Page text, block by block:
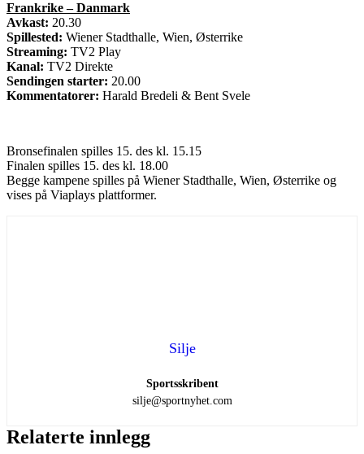
Frankrike – Danmark
Avkast: 20.30
Spillested: Wiener Stadthalle, Wien, Østerrike
Streaming: TV2 Play
Kanal: TV2 Direkte
Sendingen starter: 20.00
Kommentatorer: Harald Bredeli & Bent Svele
Bronsefinalen spilles 15. des kl. 15.15
Finalen spilles 15. des kl. 18.00
Begge kampene spilles på Wiener Stadthalle, Wien, Østerrike og
vises på Viaplays plattformer.
Silje
Sportsskribent
silje@sportnyhet.com
Relaterte innlegg